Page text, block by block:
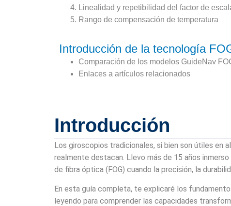
Linealidad y repetibilidad del factor de
Rango de compensación de temperatura
Introducción de la tecnología
Comparación de los modelos GuideNav
Enlaces a artículos relacionados
Introducción
Los giroscopios tradicionales, si bien son útiles en
realmente destacan. Llevo más de 15 años
de fibra óptica (FOG) cuando la precisión, la
En esta guía completa, te explicaré los
leyendo para comprender las capacidades